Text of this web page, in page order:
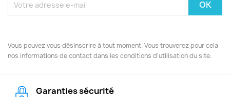
Vous pouvez vous désinscrire à tout moment. Vous trouverez pour cela
nos informations de contact dans les conditions d'utilisation du site.
Garanties sécurité